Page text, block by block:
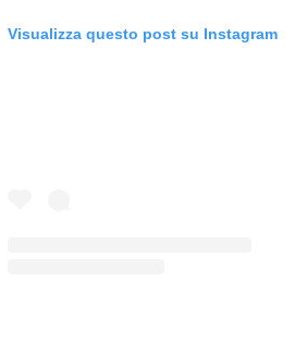
Visualizza questo post su Instagram